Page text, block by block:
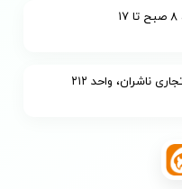
ناشران، واحد ۲۱۲